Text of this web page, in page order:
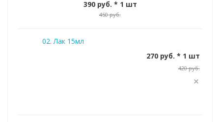
390 руб. * 1 шт
450 руб.
02. Лак 15мл
270 руб. * 1 шт
420 руб.